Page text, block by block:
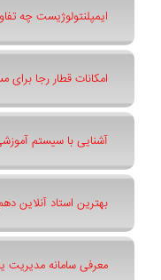
ایمپلنتولوژیست چه
امکانات قطار رجا
آشنایی با سیستم
بهترین استاد آنلاین
معرفی سامانه مدیریت